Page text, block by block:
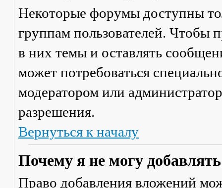
Некоторые форумы доступны
группам пользователей. Чтобы
в них темы и оставлять
может потребоваться
модератором или
разрешения.
Вернуться к началу
Почему я не могу
Право добавления вложений